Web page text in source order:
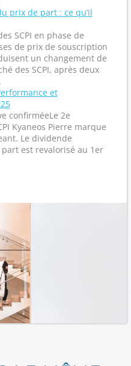
prix de part : ce qu’il
SCPI en phase de
de prix de souscription
un changement de
des SCPI, après deux
et
confirméeLe 2e
Kyaneos Pierre marque
Le dividende
est revalorisé au 1er